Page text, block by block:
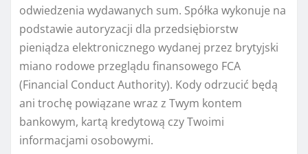
odwiedzenia wydawanych sum. Spółka wykonuje na
podstawie autoryzacji dla przedsiębiorstw
pieniądza elektronicznego wydanej przez brytyjski
miano rodowe przeglądu finansowego FCA
(Financial Conduct Authority). Kody odrzucić będą
ani trochę powiązane wraz z Twym kontem
bankowym, kartą kredytową czy Twoimi
informacjami osobowymi.